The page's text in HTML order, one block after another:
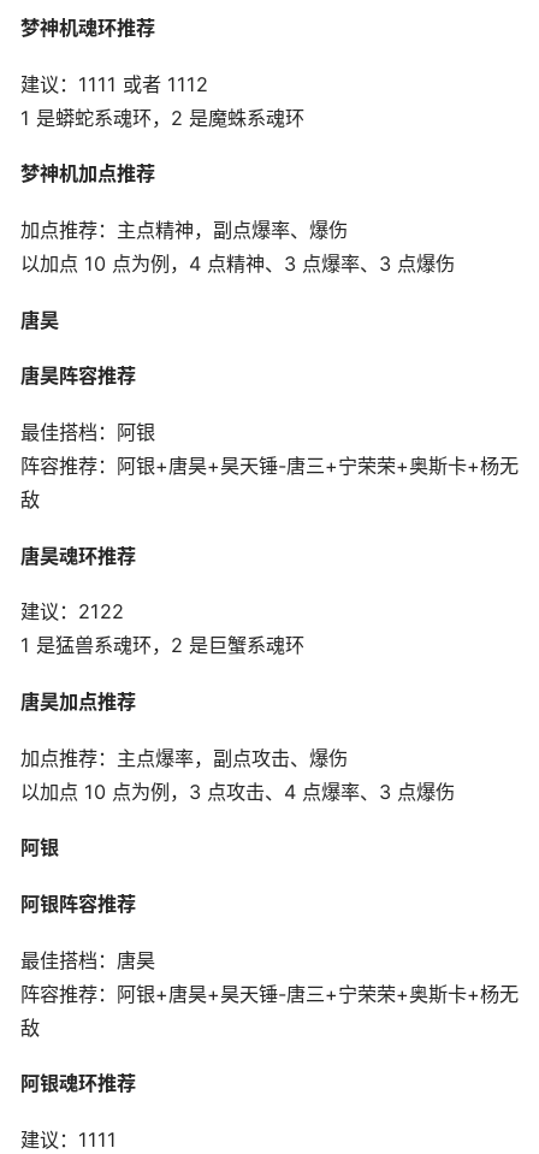
梦神机魂环推荐
建议：1111 或者 1112
1 是蟒蛇系魂环，2 是魔蛛系魂环
梦神机加点推荐
加点推荐：主点精神，副点爆率、爆伤
以加点 10 点为例，4 点精神、3 点爆率、3 点爆伤
唐昊
唐昊阵容推荐
最佳搭档：阿银
阵容推荐：阿银+唐昊+昊天锤-唐三+宁荣荣+奥斯卡+杨无
敌
唐昊魂环推荐
建议：2122
1 是猛兽系魂环，2 是巨蟹系魂环
唐昊加点推荐
加点推荐：主点爆率，副点攻击、爆伤
以加点 10 点为例，3 点攻击、4 点爆率、3 点爆伤
阿银
阿银阵容推荐
最佳搭档：唐昊
阵容推荐：阿银+唐昊+昊天锤-唐三+宁荣荣+奥斯卡+杨无
敌
阿银魂环推荐
建议：1111